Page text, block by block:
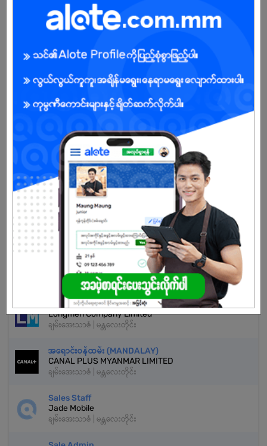
သက်တမ်းကုန်သွားပါပြီ
အကောင့်မရှိသေးဘူးလား?
မှတ်ပုံတင်မယ်
နောက်ထပ်အလားတူအလုပ်များ
Tele Sales Admin
Longmen Company Limited
ချမ်းအေးသာဇံ | မန္တလေးတိုင်း
အရောင်းဝန်ထမ်း (MANDALAY)
CANAL PLUS MYANMAR LIMITED
ချမ်းအေးသာဇံ | မန္တလေးတိုင်း
Sales Staff
Jade Mobile
ချမ်းအေးသာဇံ | မန္တလေးတိုင်း